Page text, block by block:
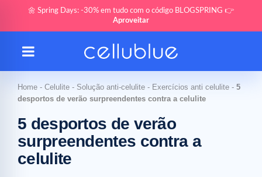
🌼 Spring Days: -30% em tudo com o código BLOGSPRING 👉
Aproveitar
Home - Celulite - Solução anti-celulite - Exercícios anti celulite - 5
desportos de verão surpreendentes contra a celulite
5 desportos de verão
surpreendentes contra a
celulite